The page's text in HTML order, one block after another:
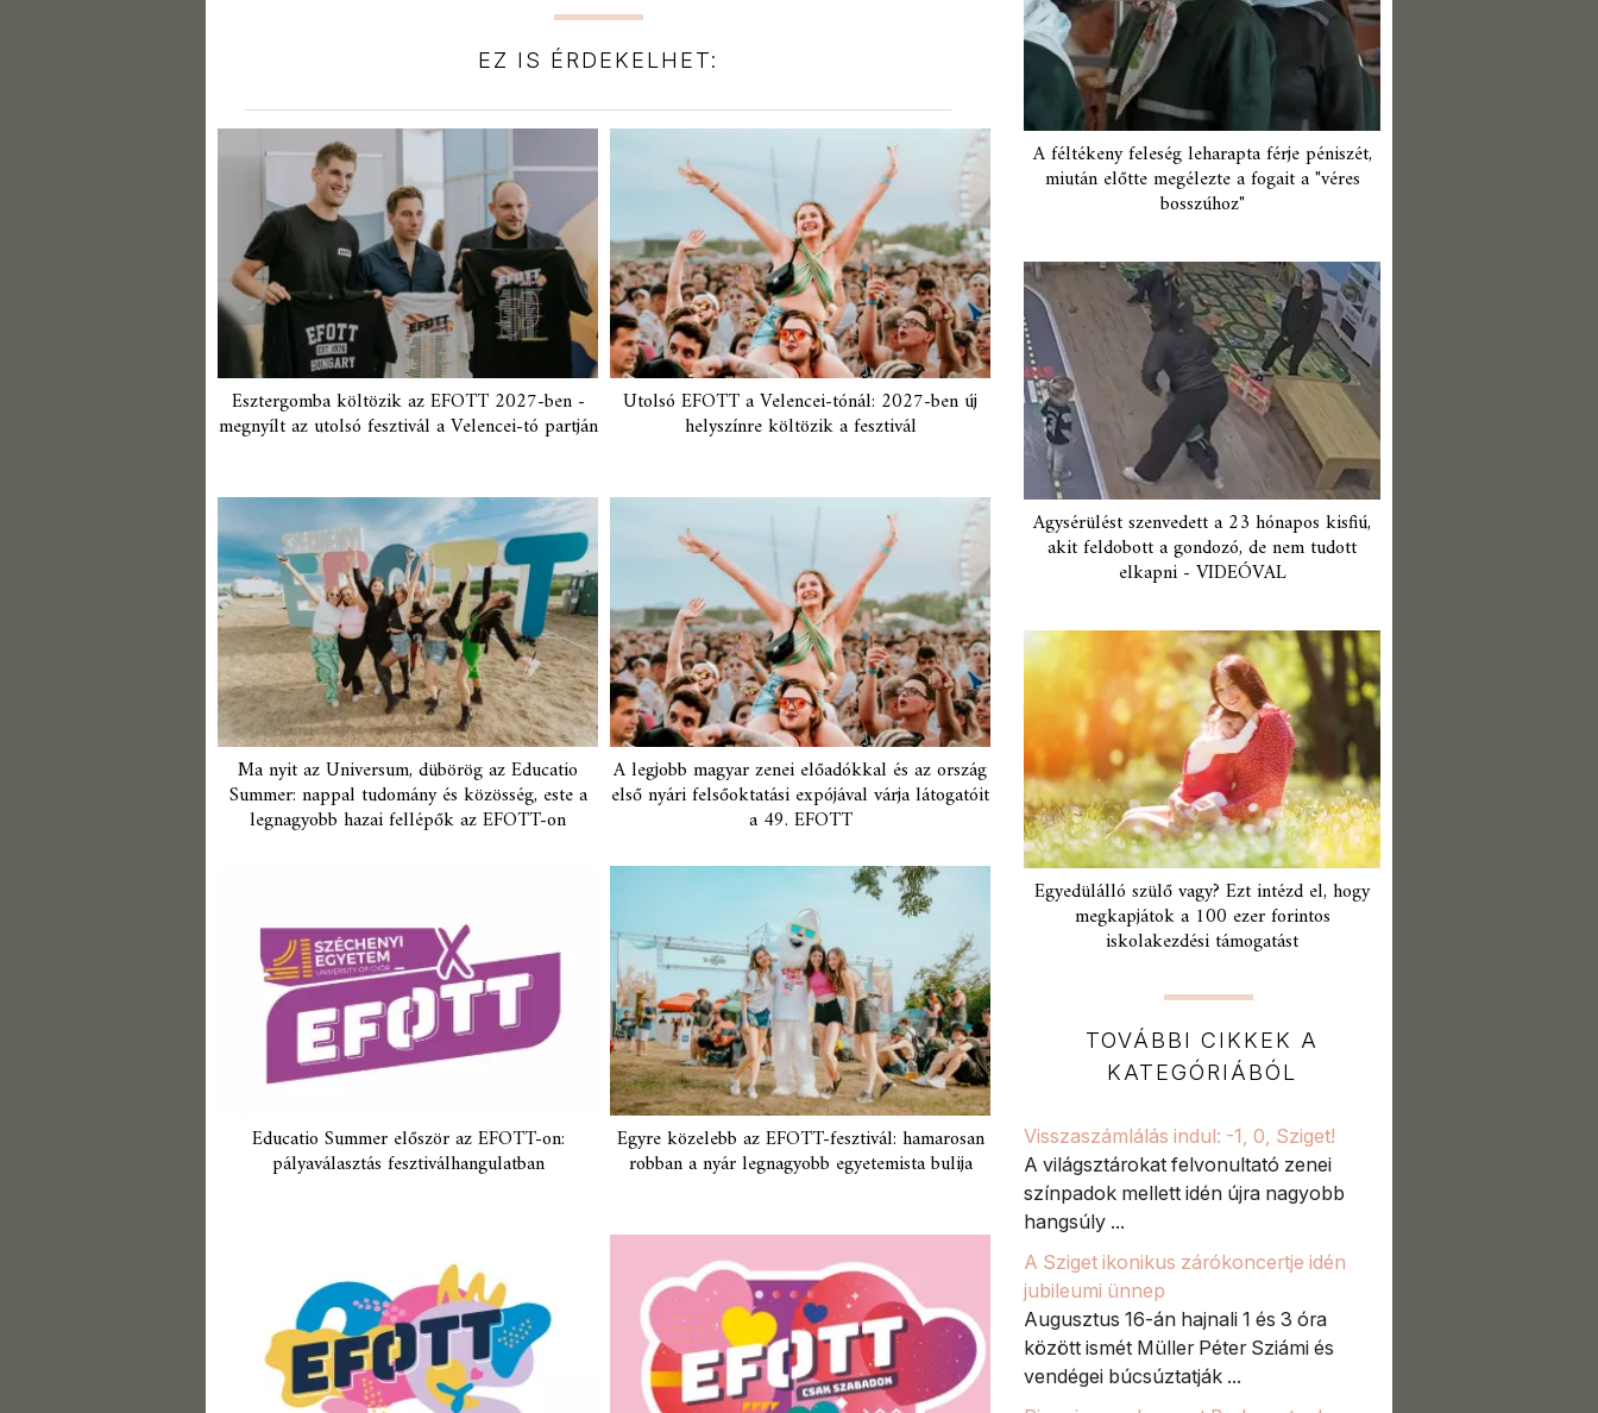
EZ IS ÉRDEKELHET:
Esztergomba költözik az EFOTT 2027-ben -
megnyílt az utolsó fesztivál a Velencei-tó partján
Utolsó EFOTT a Velencei-tónál: 2027-ben új
helyszínre költözik a fesztivál
Ma nyit az Universum, dübörög az Educatio
Summer: nappal tudomány és közösség, este a
legnagyobb hazai fellépők az EFOTT-on
A legjobb magyar zenei előadókkal és az ország
első nyári felsőoktatási expójával várja látogatóit
a 49. EFOTT
Educatio Summer először az EFOTT-on:
pályaválasztás fesztiválhangulatban
Egyre közelebb az EFOTT-fesztivál: hamarosan
robban a nyár legnagyobb egyetemista bulija
A féltékeny feleség leharapta férje péniszét,
miután előtte megélezte a fogait a "véres
bosszúhoz"
Agysérülést szenvedett a 23 hónapos kisfiú,
akit feldobott a gondozó, de nem tudott
elkapni - VIDEÓVAL
Egyedülálló szülő vagy? Ezt intézd el, hogy
megkapjátok a 100 ezer forintos
iskolakezdési támogatást
TOVÁBBI CIKKEK A
KATEGÓRIÁBÓL
Visszaszámlálás indul: -1, 0, Sziget!
A világsztárokat felvonultató zenei
színpadok mellett idén újra nagyobb
hangsúly ...
A Sziget ikonikus zárókoncertje idén
jubileumi ünnep
Augusztus 16-án hajnali 1 és 3 óra
között ismét Müller Péter Sziámi és
vendégei búcsúztatják ...